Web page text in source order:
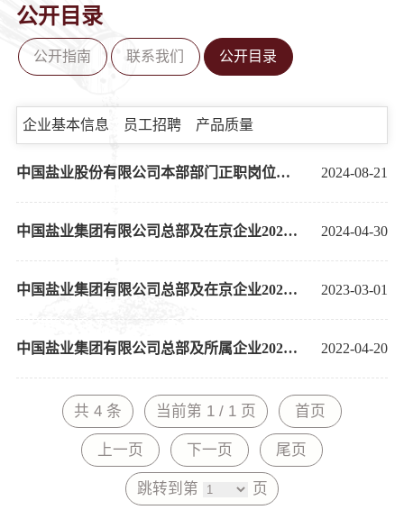
公开目录
公开指南 联系我们 公开目录
企业基本信息 员工招聘 产品质量
中国盐业股份有限公司本部部门正职岗位公开招聘公告 2024-08-21
中国盐业集团有限公司总部及在京企业2024年度公开招聘公告 2024-04-30
中国盐业集团有限公司总部及在京企业2023年度公开招聘公告 2023-03-01
中国盐业集团有限公司总部及所属企业2022年度公开招聘公告（含股份岗位） 2022-04-20
共 4 条 当前第 1 / 1 页 首页
上一页 下一页 尾页
跳转到第 页